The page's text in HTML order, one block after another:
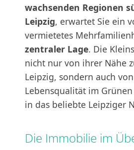
wachsenden Regionen
Leipzig, erwartet Sie ein
vermietetes
zentraler Lage. Die
nicht nur von ihrer Nähe
Leipzig, sondern auch
Lebensqualität im
in das beliebte Leipziger
Die Immobilie im